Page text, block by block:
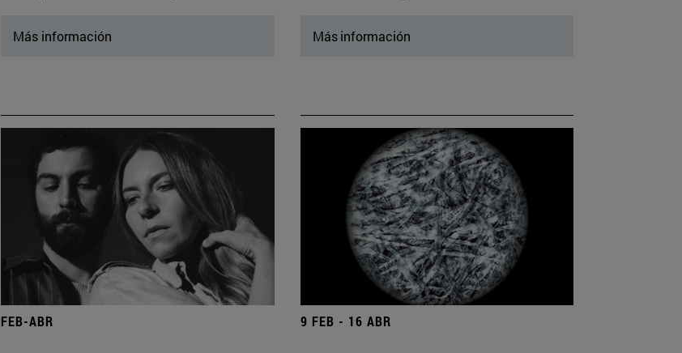
Más información Más información
FEB-ABR 9 FEB - 16 ABR